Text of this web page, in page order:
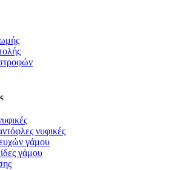
νυφικές
γάμου
γάμου